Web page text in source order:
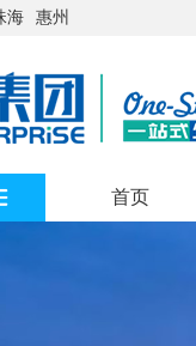
海 惠州
首页